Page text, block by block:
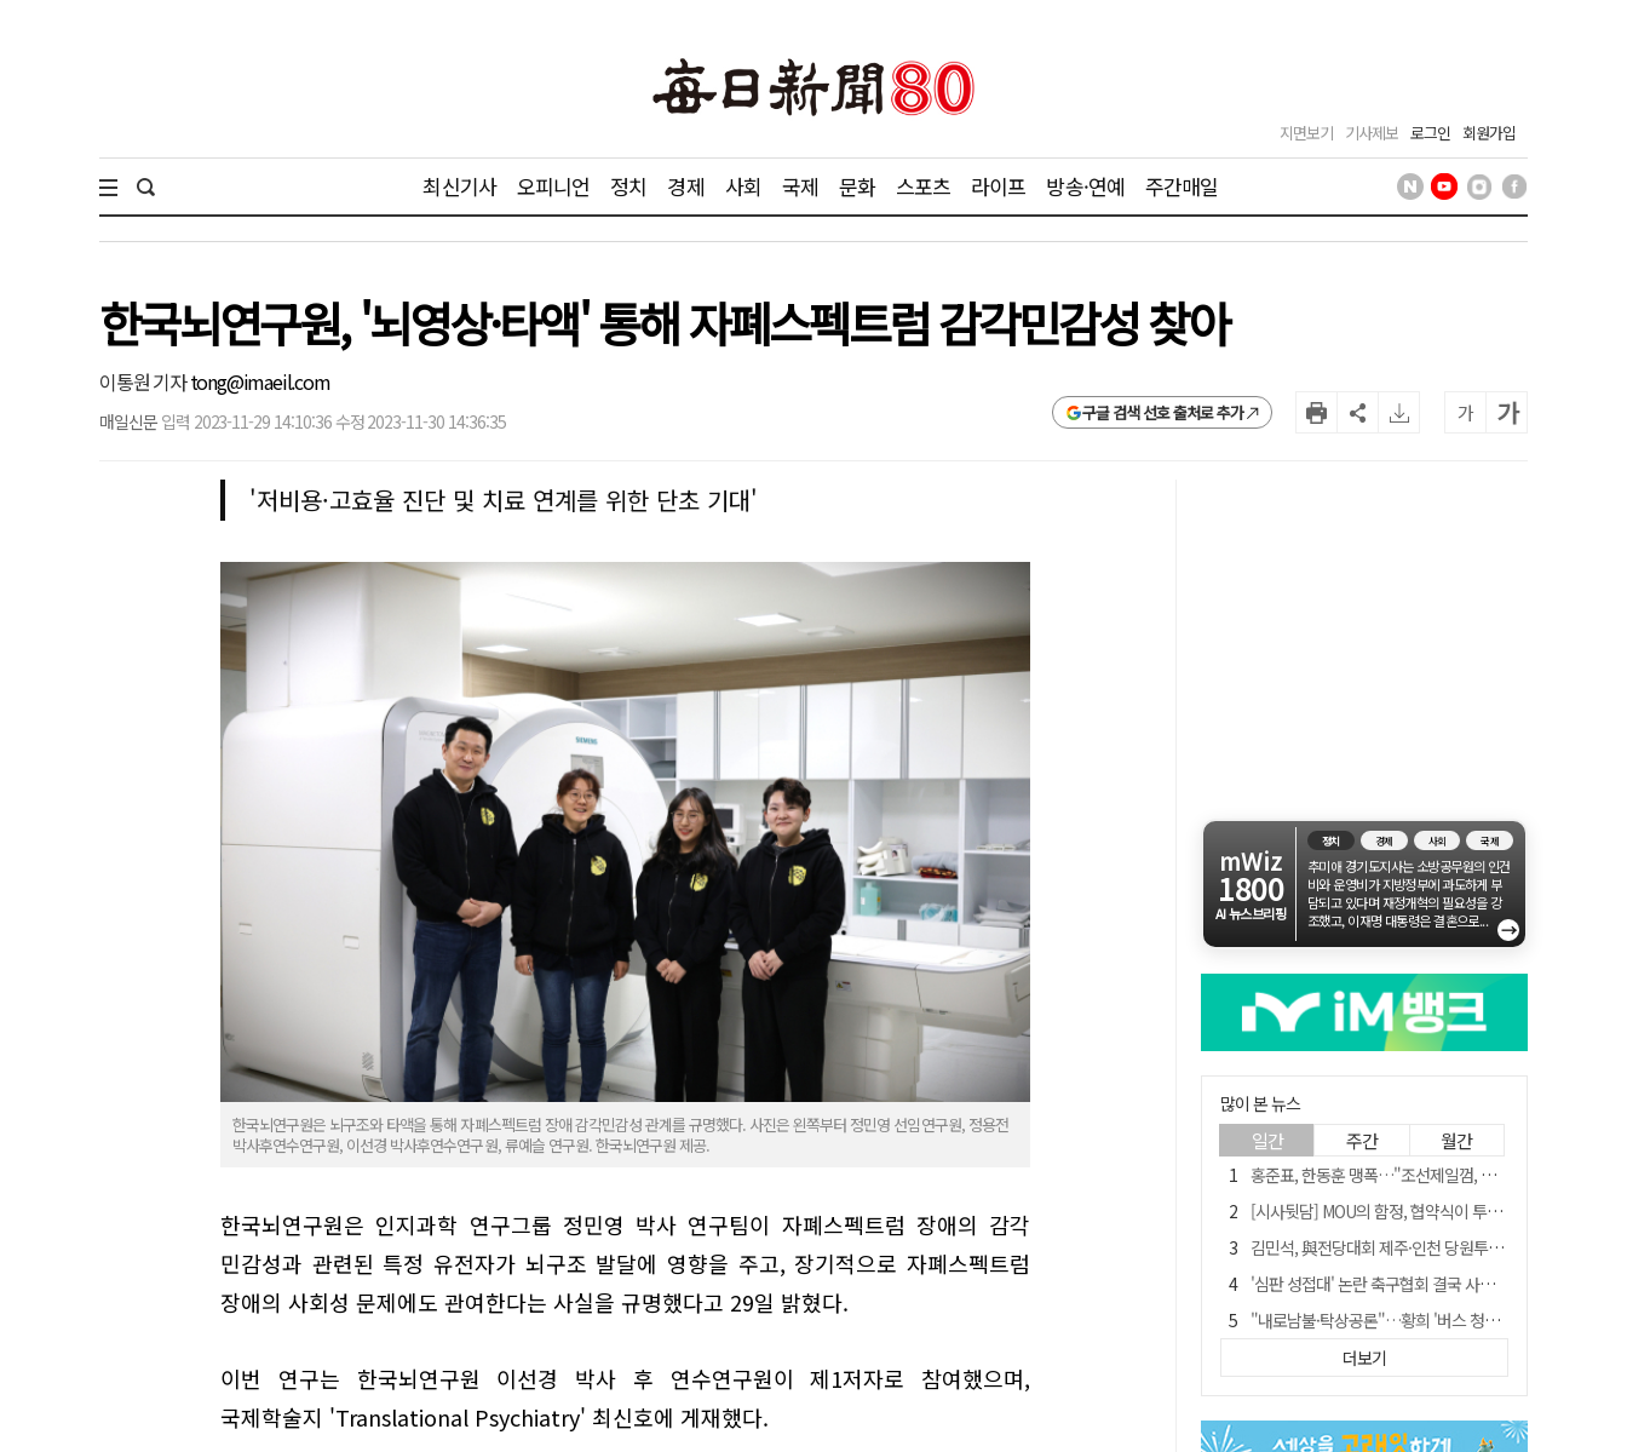
지면보기 기사제보 로그인 회원가입
최신기사 오피니언 정치 경제 사회 국제 문화 스포츠 라이프 방송·연예 주간매일
한국뇌연구원, '뇌영상·타액' 통해 자폐스펙트럼 감각민감성 찾아
이통원 기자tong@imaeil.com
매일신문 입력 2023-11-29 14:10:36 수정 2023-11-30 14:36:35 구글 검색 선호 출처로 추가 가 가
'저비용·고효율 진단 및 치료 연계를 위한 단초 기대'
한국뇌연구원은 뇌구조와 타액을 통해 자폐스펙트럼 장애 감각민감성 관계를 규명했다. 사진은 왼쪽부터 정민영 선임연구원, 정용전
박사후연수연구원, 이선경 박사후연수연구원, 류예슬 연구원. 한국뇌연구원 제공.
한국뇌연구원은 인지과학 연구그룹 정민영 박사 연구팀이 자폐스펙트럼 장애의 감각
민감성과 관련된 특정 유전자가 뇌구조 발달에 영향을 주고, 장기적으로 자폐스펙트럼
장애의 사회성 문제에도 관여한다는 사실을 규명했다고 29일 밝혔다.
이번 연구는 한국뇌연구원 이선경 박사 후 연수연구원이 제1저자로 참여했으며,
국제학술지 'Translational Psychiatry' 최신호에 게재했다.
mWiz
1800
AI 뉴스브리핑
정치 경제 사회 국제
추미애 경기도지사는 소방공무원의 인건
비와 운영비가 지방정부에 과도하게 부
담되고 있다며 재정개혁의 필요성을 강
조했고, 이재명 대통령은 결혼으로...
→
많이 본 뉴스
일간 주간 월간
홍준표, 한동훈 맹폭…"조선제일껌, 권력에 살고 권력에 죽었다"
[시사뒷담] MOU의 함정, 협약식이 투자 확정은 아니긴 해
김민석, 與전당대회 제주·인천 당원투표서 승리…누적 득표는 '초박빙'
'심판 성접대' 논란 축구협회 결국 사과…"깊이 반성, 쇄신하겠다"
"내로남불·탁상공론"…황희 '버스 청년주택' 제안에 與 내부서도 쓴소리
"경로당 통장에 비밀번호가 적혀 있다"…전국 돌며 경로당 13곳 턴 30대 구속
예안향교 대성전, '국가지정 보물로 지정'
더보기